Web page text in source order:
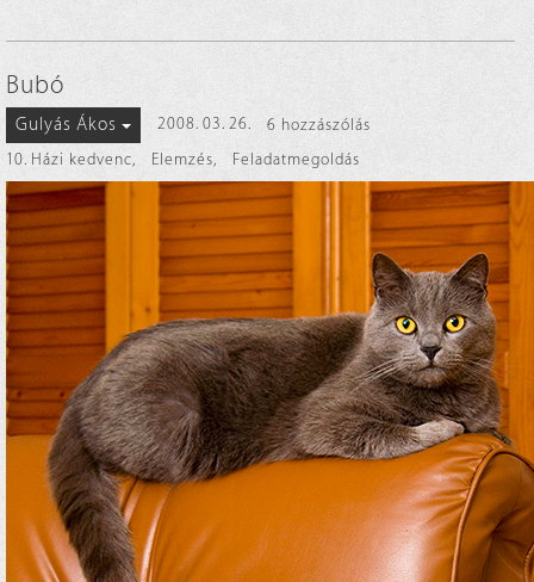
Bubó
Gulyás Ákos 2008. 03. 26.
6 hozzászólás
10. Házi kedvenc, Elemzés, Feladatmegoldás